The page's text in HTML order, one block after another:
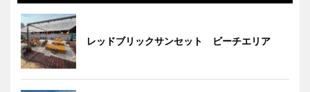
レッドブリックサンセット ビーチエリア